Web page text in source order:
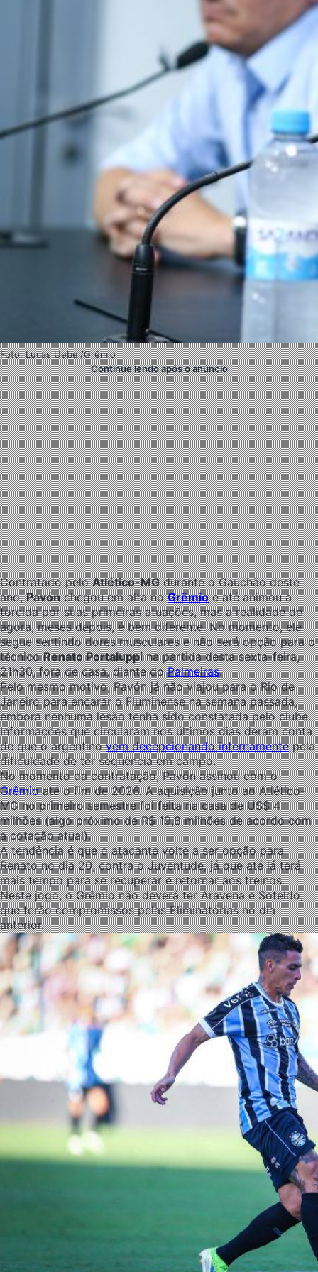
Foto: Lucas Uebel/Grêmio
Continue lendo após o anúncio
Contratado peloAtlético-MGdurante o Gauchão deste
ano,Pavónchegou em alta noGrêmioe até animou a
torcida por suas primeiras atuações, mas a realidade de
agora, meses depois, é bem diferente. No momento, ele
segue sentindo dores musculares e não será opção para o
técnicoRenato Portaluppina partida desta sexta-feira,
21h30, fora de casa, diante doPalmeiras.
Pelo mesmo motivo, Pavón já não viajou para o Rio de
Janeiro para encarar o Fluminense na semana passada,
embora nenhuma lesão tenha sido constatada pelo clube.
Informações que circularam nos últimos dias deram conta
de que o argentinovem decepcionando internamentepela
dificuldade de ter sequência em campo.
No momento da contratação, Pavón assinou com o
Grêmioaté o fim de 2026. A aquisição junto ao Atlético-
MG no primeiro semestre foi feita na casa de US$ 4
milhões (algo próximo de R$ 19,8 milhões de acordo com
a cotação atual).
A tendência é que o atacante volte a ser opção para
Renato no dia 20, contra o Juventude, já que até lá terá
mais tempo para se recuperar e retornar aos treinos.
Neste jogo, o Grêmio não deverá ter Aravena e Soteldo,
que terão compromissos pelas Eliminatórias no dia
anterior.